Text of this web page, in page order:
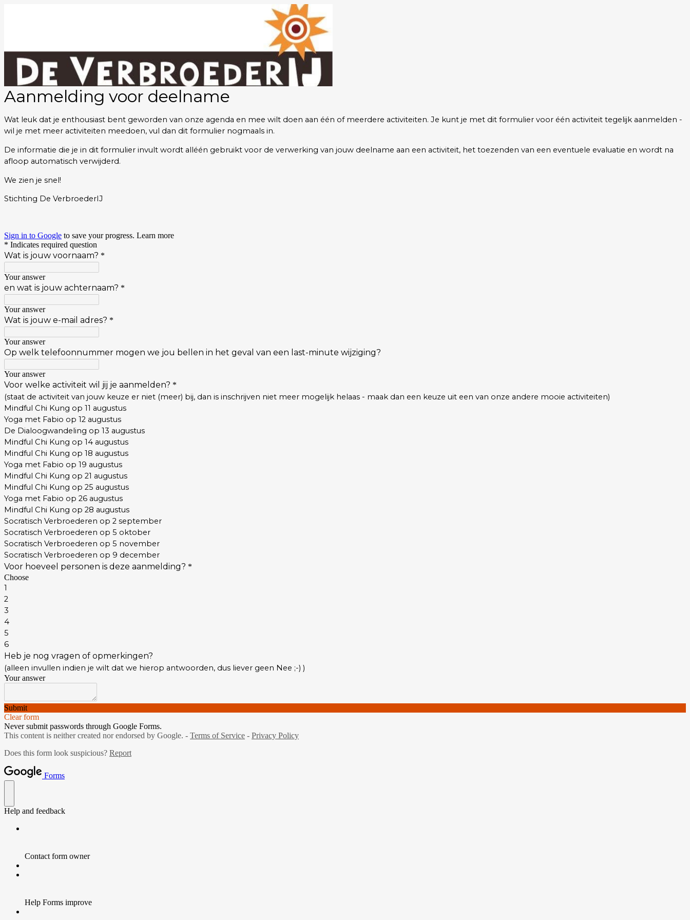
Aanmelding voor deelname
Wat leuk dat je enthousiast bent geworden van onze agenda en mee wilt doen aan één of meerdere activiteiten. Je kunt je met dit formulier voor één activiteit tegelijk aanmelden -
wil je met meer activiteiten meedoen, vul dan dit formulier nogmaals in.
De informatie die je in dit formulier invult wordt alléén gebruikt voor de verwerking van jouw deelname aan een activiteit, het toezenden van een eventuele evaluatie en wordt na
afloop automatisch verwijderd.
We zien je snel!
Stichting De VerbroederIJ
Sign in to Google to save your progress. Learn more
* Indicates required question
Wat is jouw voornaam? *
Your answer
en wat is jouw achternaam? *
Your answer
Wat is jouw e-mail adres? *
Your answer
Op welk telefoonnummer mogen we jou bellen in het geval van een last-minute wijziging?
Your answer
Voor welke activiteit wil jij je aanmelden? *
(staat de activiteit van jouw keuze er niet (meer) bij, dan is inschrijven niet meer mogelijk helaas - maak dan een keuze uit een van onze andere mooie activiteiten)
Mindful Chi Kung op 11 augustus
Yoga met Fabio op 12 augustus
De Dialoogwandeling op 13 augustus
Mindful Chi Kung op 14 augustus
Mindful Chi Kung op 18 augustus
Yoga met Fabio op 19 augustus
Mindful Chi Kung op 21 augustus
Mindful Chi Kung op 25 augustus
Yoga met Fabio op 26 augustus
Mindful Chi Kung op 28 augustus
Socratisch Verbroederen op 2 september
Socratisch Verbroederen op 5 oktober
Socratisch Verbroederen op 5 november
Socratisch Verbroederen op 9 december
Voor hoeveel personen is deze aanmelding? *
Choose
1
2
3
4
5
6
Heb je nog vragen of opmerkingen?
(alleen invullen indien je wilt dat we hierop antwoorden, dus liever geen Nee ;-) )
Your answer
Submit
Clear form
Never submit passwords through Google Forms.
This content is neither created nor endorsed by Google. - Terms of Service - Privacy Policy
Does this form look suspicious? Report
Forms
Help and feedback
Contact form owner
Help Forms improve